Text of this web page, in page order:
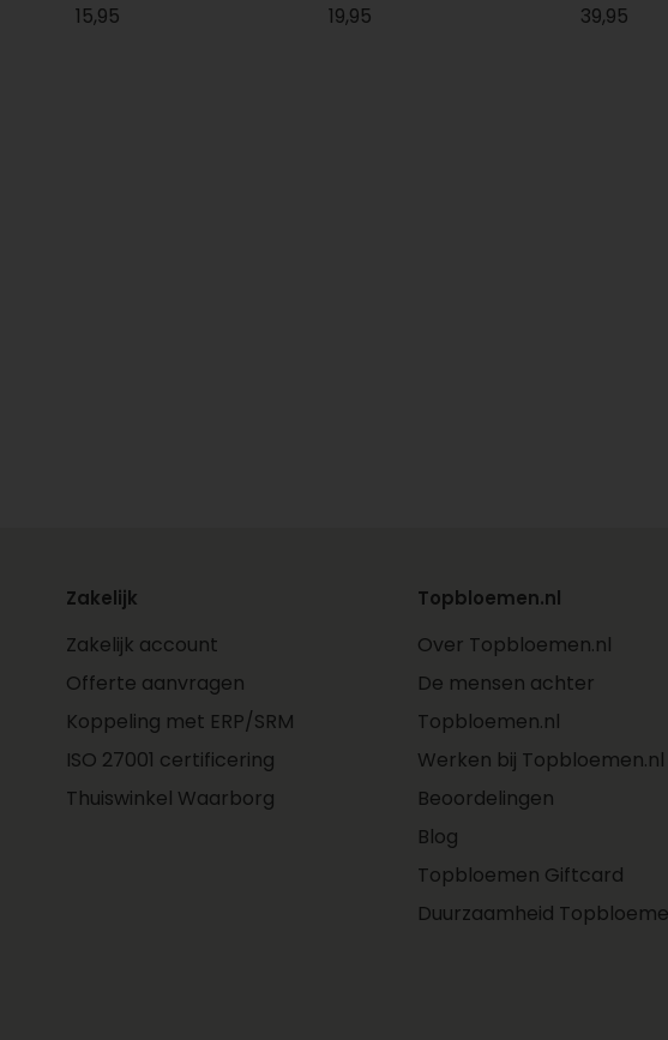
15,95 19,95 39,95
Zakelijk
Zakelijk account
Offerte aanvragen
Koppeling met ERP/SRM
ISO 27001 certificering
Thuiswinkel Waarborg
Topbloemen.nl
Over Topbloemen.nl
De mensen achter
Topbloemen.nl
Werken bij Topbloemen.nl
Beoordelingen
Blog
Topbloemen Giftcard
Duurzaamheid